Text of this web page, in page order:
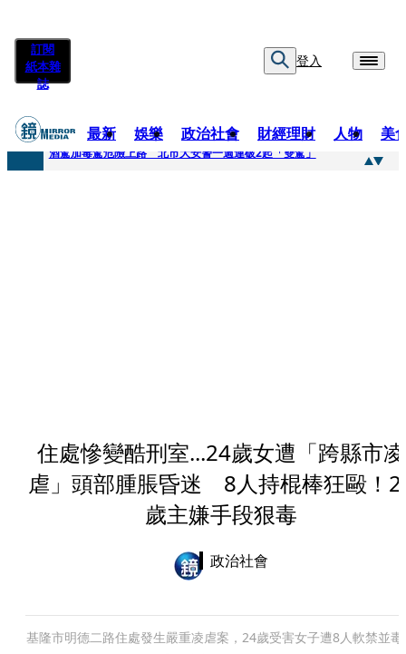
訂閱
紙本雜
誌
登入
最新 娛樂 政治社會 財經理財 人物 美
快訊
酒駕加毒駕危險上路 北市大安警一週連破2起「雙駕」
住處慘變酷刑室...24歲女遭「跨縣市凌
虐」頭部腫脹昏迷 8人持棍棒狂毆！
歲主嫌手段狠毒
政治社會
基隆市明德二路住處發生嚴重凌虐案，24歲受害女子遭8人軟禁並